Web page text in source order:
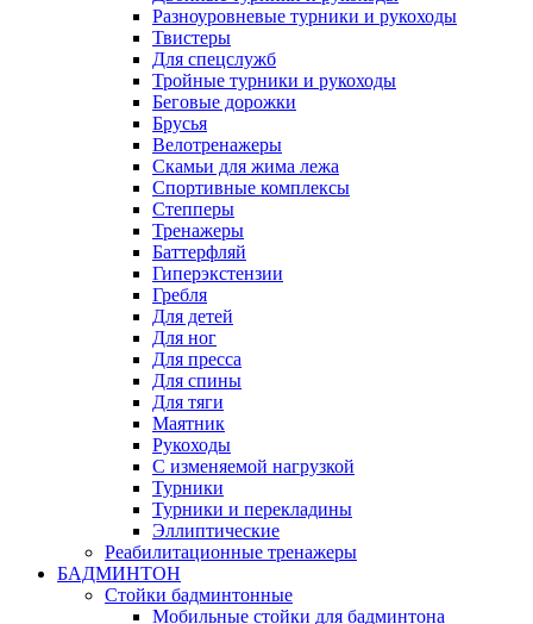
Разноуровневые турники и рукоходы
Твистеры
Для спецслужб
Тройные турники и рукоходы
Беговые дорожки
Брусья
Велотренажеры
Скамьи для жима лежа
Спортивные комплексы
Степперы
Тренажеры
Баттерфляй
Гиперэкстензии
Гребля
Для детей
Для ног
Для пресса
Для спины
Для тяги
Маятник
Рукоходы
С изменяемой нагрузкой
Турники
Турники и перекладины
Эллиптические
Реабилитационные тренажеры
БАДМИНТОН
Стойки бадминтонные
Мобильные стойки для бадминтона